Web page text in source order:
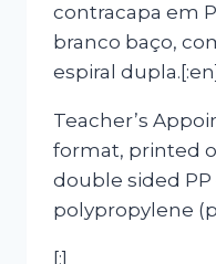
contracapa em
branco baço,
espiral dupla.[:en]
Teacher’s
format, printed
double sided PP
polypropylene
[:]